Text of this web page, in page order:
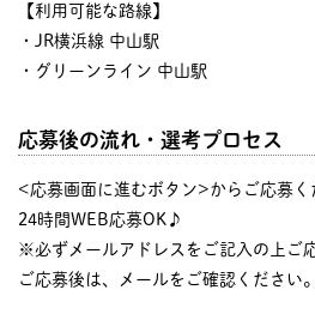
【利用可能な路線】
・JR横浜線 中山駅
・グリーンライン 中山駅
応募後の流れ・選考プロセス
<応募画面に進むボタン>からご応募く
24時間WEB応募OK♪
※必ずメールアドレスをご記入の上ご
ご応募後は、メールをご確認ください。